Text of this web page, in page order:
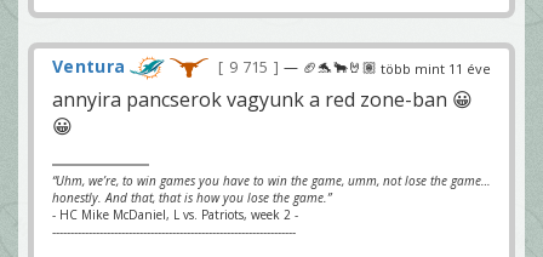
több mint 11 éve
Ventura 9 715 — 🏈🐬🐂🤘🏽
annyira pancserok vagyunk a red zone-ban 😀
😀
“Uhm, we’re, to win games you have to win the game, umm, not lose the game…
honestly. And that, that is how you lose the game.”
- HC Mike McDaniel, L vs. Patriots, week 2 -
-------------------------------------------------------------------